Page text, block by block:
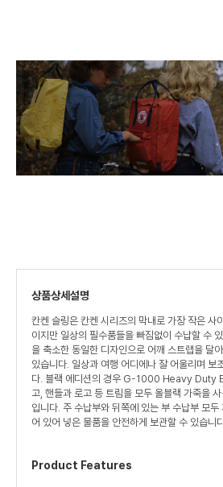
상품상세설명
칸켄 슬링은 칸켄 시리즈의 막내로 가장 작은 사
이지만 일상의 필수품들을 빠짐없이 수납할 수
을 축소한 동일한 디자인으로 어깨 스트랩을 달
있습니다. 일상과 여행 어디에나 잘 어울리며 보
다. 블랙 에디션의 경우 G-1000 Heavy Duty
고, 핸들과 로고 등 트림을 모두 올블랙 가죽을
입니다. 주 수납부와 뒤쪽에 있는 부 수납부 모두
어 있어 넣은 물품을 안전하게 보관할 수 있습니
Product Features